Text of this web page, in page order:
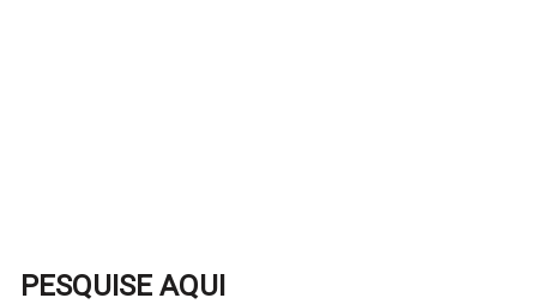
PESQUISE AQUI